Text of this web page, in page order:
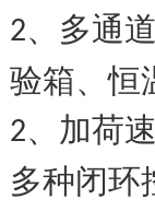
2、多通
验箱、恒
2、加荷
多种闭环